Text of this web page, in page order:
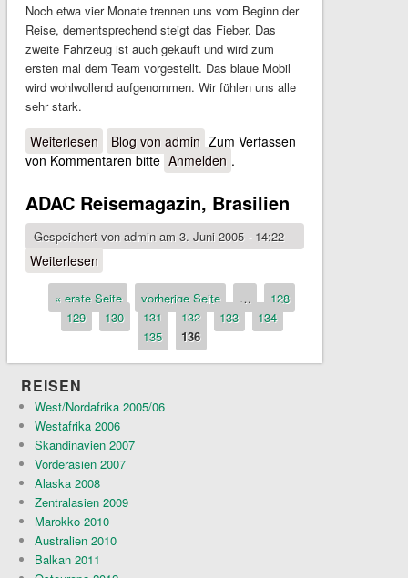
Noch etwa vier Monate trennen uns vom Beginn der
Reise, dementsprechend steigt das Fieber. Das
zweite Fahrzeug ist auch gekauft und wird zum
ersten mal dem Team vorgestellt. Das blaue Mobil
wird wohlwollend aufgenommen. Wir fühlen uns alle
sehr stark.
Weiterlesen über Weltreisenden-Treffen 05.06.2005
Blog von admin Zum Verfassen
von Kommentaren bitte Anmelden .
ADAC Reisemagazin, Brasilien
Gespeichert von adminam 3. Juni 2005 - 14:22
Weiterlesen
Seiten
« erste Seite vorherige Seite …
128
129
130 131 132 133
134
135
136
REISEN
West/Nordafrika 2005/06
Westafrika 2006
Skandinavien 2007
Vorderasien 2007
Alaska 2008
Zentralasien 2009
Marokko 2010
Australien 2010
Balkan 2011